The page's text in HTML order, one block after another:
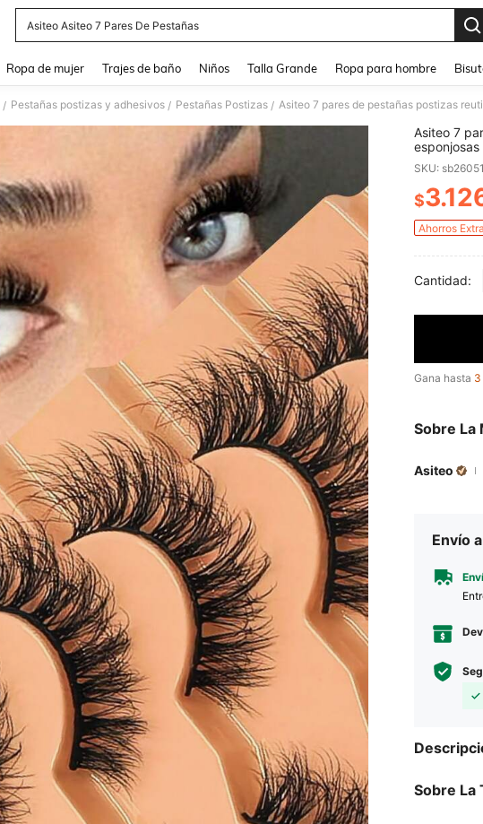
Asiteo Asiteo 7 Pares De Pestañas
Ropa de mujer Trajes de baño Niños Talla Grande Ropa para hombre
/ Pestañas postizas y adhesivos / Pestañas Postizas /
Asiteo 7
regalos,
SKU:
$
Ahorros
Cantidad:
Gana hasta 3
Sobre La
Asiteo
Envío a
Sobre La